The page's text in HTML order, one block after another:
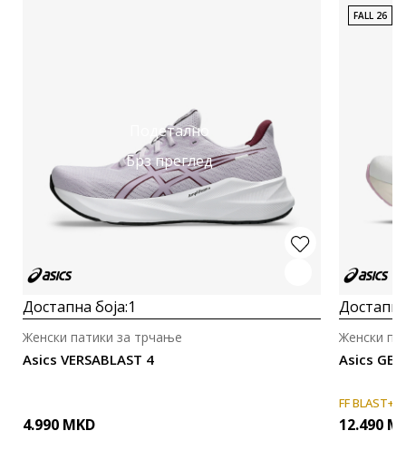
Подетално
Брз преглед
Достапна боја:1
Asics VERSABLAST 4
Женски патики за трчање
4.990 MKD
FALL 26
Asics
Женски
FF BLAST+
12.490